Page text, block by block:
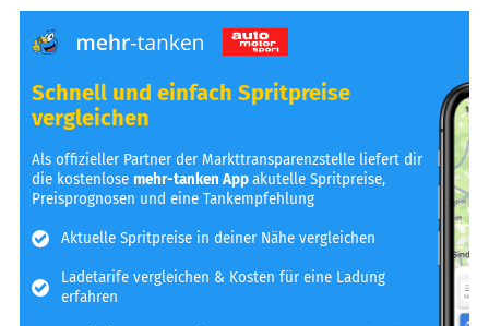
Schnell und einfach Spritpreise
vergleichen
Als offizieller Partner der Markttransparenzstelle liefert dir
die kostenlosemehr-tanken Appakutelle Spritpreise,
Preisprognosen und eine Tankempfehlung
Aktuelle Spritpreise in deiner Nähe vergleichen
Ladetarife vergleichen & Kosten für eine Ladung
erfahren